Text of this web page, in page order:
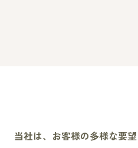
当社は、お客様の多様な要